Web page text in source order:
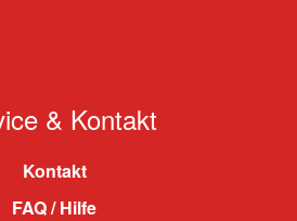
& Kontakt
Kontakt
FAQ / Hilfe